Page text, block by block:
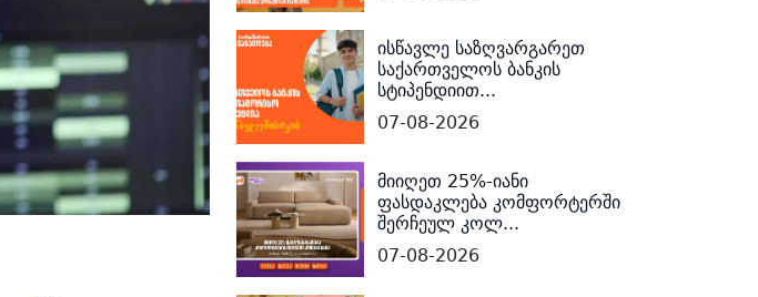
ისწავლე საზღვარგარეთ
საქართველოს ბანკის
სტიპენდიით...
07-08-2026
მიიღეთ 25%-იანი
ფასდაკლება კომფორტერში
შერჩეულ კოლ...
07-08-2026